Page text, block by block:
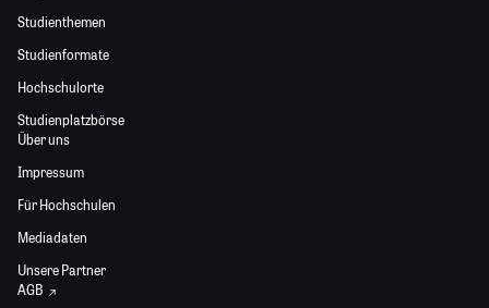
Studienthemen
Studienformate
Hochschulorte
Studienplatzbörse
Über uns
Impressum
Für Hochschulen
Mediadaten
Unsere Partner
AGB